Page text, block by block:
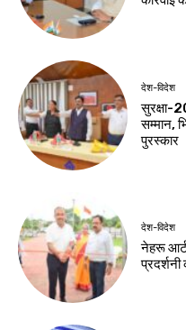
झारखंड न्यूज़
राष्ट्रीय हथकरघा दिवस
की पूर्व संध्या पर चैम्बर में
कार्यशाला, तसर सिल्क
और स्थानीय हस्तशिल्प
पर जोर
Birsa Bhumi Live -
August 6, 2026
नवीनतम लेख